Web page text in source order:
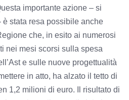
importante azione – si
è stata resa possibile anche
che, in esito ai numerosi
nei mesi scorsi sulla spesa
e sulle nuove progettualità
in atto, ha alzato il tetto di
1,2 milioni di euro. Il risultato di